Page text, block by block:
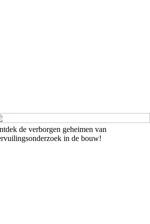
de verborgen geheimen van
in de bouw!